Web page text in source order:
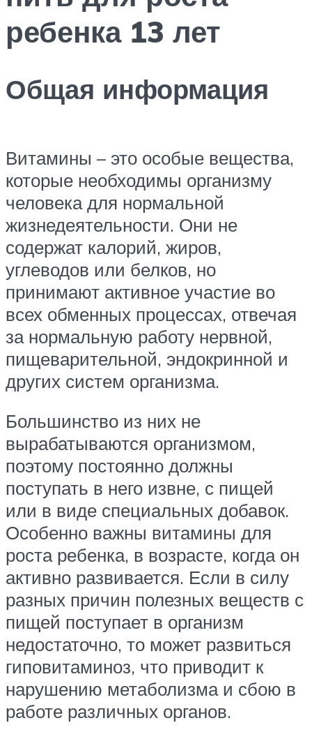
ребенка 13 лет
Общая информация
Витамины – это особые вещества,
которые необходимы организму
человека для нормальной
жизнедеятельности. Они не
содержат калорий, жиров,
углеводов или белков, но
принимают активное участие во
всех обменных процессах, отвечая
за нормальную работу нервной,
пищеварительной, эндокринной и
других систем организма.
Большинство из них не
вырабатываются организмом,
поэтому постоянно должны
поступать в него извне, с пищей
или в виде специальных добавок.
Особенно важны витамины для
роста ребенка, в возрасте, когда он
активно развивается. Если в силу
разных причин полезных веществ с
пищей поступает в организм
недостаточно, то может развиться
гиповитаминоз, что приводит к
нарушению метаболизма и сбою в
работе различных органов.